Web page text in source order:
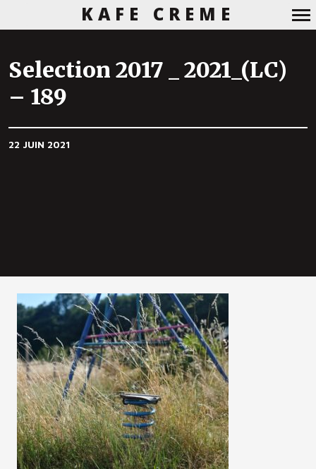
principale
KAFE CREME
Selection 2017 _ 2021_(LC)
– 189
22 JUIN 2021